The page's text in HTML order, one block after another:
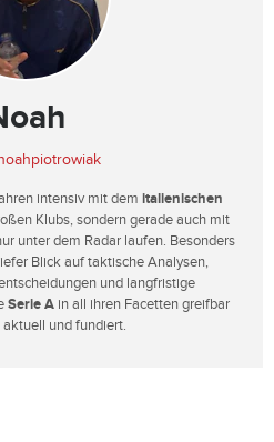
intensiv mit dem italienischen
Klubs, sondern gerade auch mit
unter dem Radar laufen. Besonders
Blick auf taktische Analysen,
und langfristige
Serie Ain all ihren Facetten greifbar
aktuell und fundiert.